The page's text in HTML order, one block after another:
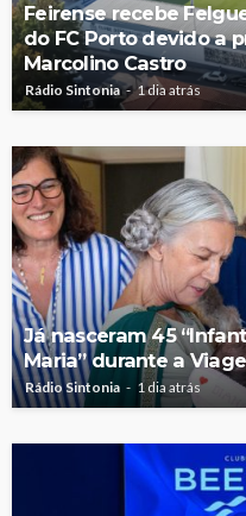
Feirense recebe
do FC Porto devido a
Marcolino Castro
Rádio Sintonia 1 dia atrás
Já nasceram 45
Maria” durante a
Rádio Sintonia 1 dia atrás